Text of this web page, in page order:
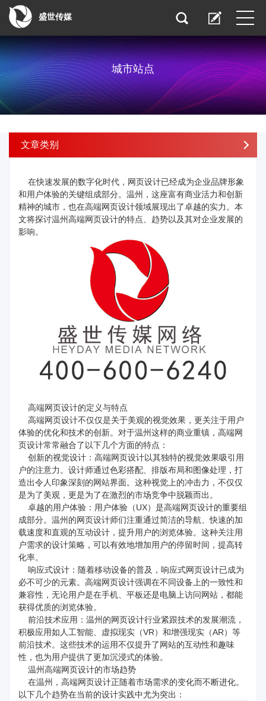
盛世传媒
城市站点
文章类别
在快速发展的数字化时代，网页设计已经成为企业品牌形象
和用户体验的关键组成部分。温州，这座富有商业活力和创新
精神的城市，也在高端网页设计领域展现出了卓越的实力。本
文将探讨温州高端网页设计的特点、趋势以及其对企业发展的
影响。
高端网页设计的定义与特点
高端网页设计不仅仅是关于美观的视觉效果，更关注于用户
体验的优化和技术的创新。对于温州这样的商业重镇，高端网
页设计常常融合了以下几个方面的特点：
创新的视觉设计：高端网页设计以其独特的视觉效果吸引用
户的注意力。设计师通过色彩搭配、排版布局和图像处理，打
造出令人印象深刻的网站界面。这种视觉上的冲击力，不仅仅
是为了美观，更是为了在激烈的市场竞争中脱颖而出。
卓越的用户体验：用户体验（UX）是高端网页设计的重要组
成部分。温州的网页设计师们注重通过简洁的导航、快速的加
载速度和直观的互动设计，提升用户的浏览体验。这种关注用
户需求的设计策略，可以有效地增加用户的停留时间，提高转
化率。
响应式设计：随着移动设备的普及，响应式网页设计已成为
必不可少的元素。高端网页设计强调在不同设备上的一致性和
兼容性，无论用户是在手机、平板还是电脑上访问网站，都能
获得优质的浏览体验。
前沿技术应用：温州的网页设计行业紧跟技术的发展潮流，
积极应用如人工智能、虚拟现实（VR）和增强现实（AR）等
前沿技术。这些技术的运用不仅提升了网站的互动性和趣味
性，也为用户提供了更加沉浸式的体验。
温州高端网页设计的市场趋势
在温州，高端网页设计正随着市场需求的变化而不断进化。
以下几个趋势在当前的设计实践中尤为突出：